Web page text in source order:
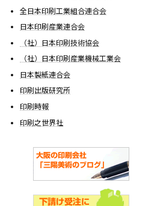
全日本印刷工業組合連合会
日本印刷産業連合会
（社）日本印刷技術協会
（社）日本印刷産業機械工業会
日本製紙連合会
印刷出版研究所
印刷時報
印刷之世界社